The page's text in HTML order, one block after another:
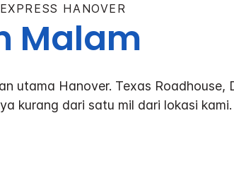
HANOVER
Malam
utama Hanover. Texas Roadhouse,
kurang dari satu mil dari lokasi kami.